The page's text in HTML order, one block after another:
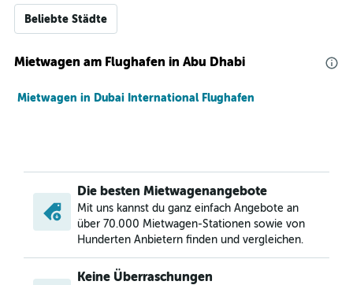
Beliebte Städte
Mietwagen am Flughafen in Abu Dhabi
Mietwagen in Dubai International Flughafen
Die besten Mietwagenangebote
Mit uns kannst du ganz einfach Angebote an
über 70.000 Mietwagen-Stationen sowie von
Hunderten Anbietern finden und vergleichen.
Keine Überraschungen